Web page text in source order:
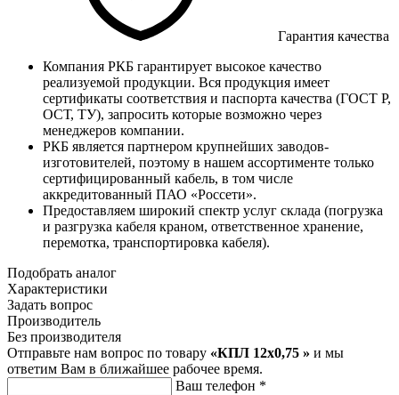
Гарантия качества
Компания РКБ гарантирует высокое качество
реализуемой продукции. Вся продукция имеет
сертификаты соответствия и паспорта качества (ГОСТ Р,
ОСТ, ТУ), запросить которые возможно через
менеджеров компании.
РКБ является партнером крупнейших заводов-
изготовителей, поэтому в нашем ассортименте только
сертифицированный кабель, в том числе
аккредитованный ПАО «Россети».
Предоставляем широкий спектр услуг склада (погрузка
и разгрузка кабеля краном, ответственное хранение,
перемотка, транспортировка кабеля).
Подобрать аналог
Характеристики
Задать вопрос
Производитель
Без производителя
Отправьте нам вопрос по товару «КПЛ 12х0,75 » и мы
ответим Вам в ближайшее рабочее время.
Ваш телефон *